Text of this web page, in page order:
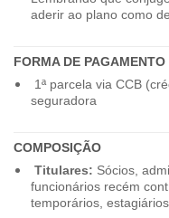
aderir ao plano como
FORMA DE PAGAMENTO
1ª parcela via CCB
seguradora
COMPOSIÇÃO
Titulares: Sócios,
funcionários recém
temporários,